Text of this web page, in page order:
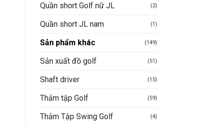
Quần short Golf nữ JL (2)
Quần short JL nam (1)
Sản phẩm khác (149)
Sản xuất đồ golf (51)
Shaft driver (15)
Thảm tập Golf (59)
Thảm Tập Swing Golf (4)